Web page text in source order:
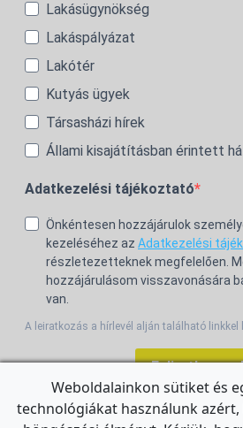
Lakásügynökség
Lakáspályázat
Lakótér
Kutyás ügyek
Társasházi hírek
Állami kisajátításban érintett
Adatkezelési tájékoztató
Önkéntesen hozzájárulok
kezeléséhez az Adatkezelési
részletezetteknek megfelelően.
hozzájárulásom visszavonására
van.
A leiratkozás a hírlevél alján található linkkel
Feliratkozom!
Weboldalainkon sütiket és
technológiákat használunk